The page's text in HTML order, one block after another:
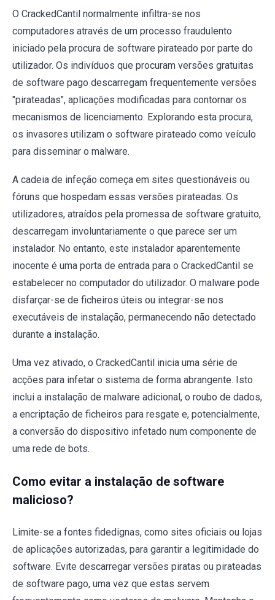
O CrackedCantil normalmente infiltra-se nos
computadores através de um processo fraudulento
iniciado pela procura de software pirateado por parte do
utilizador. Os indivíduos que procuram versões gratuitas
de software pago descarregam frequentemente versões
"pirateadas", aplicações modificadas para contornar os
mecanismos de licenciamento. Explorando esta procura,
os invasores utilizam o software pirateado como veículo
para disseminar o malware.
A cadeia de infeção começa em sites questionáveis ou
fóruns que hospedam essas versões pirateadas. Os
utilizadores, atraídos pela promessa de software gratuito,
descarregam involuntariamente o que parece ser um
instalador. No entanto, este instalador aparentemente
inocente é uma porta de entrada para o CrackedCantil se
estabelecer no computador do utilizador. O malware pode
disfarçar-se de ficheiros úteis ou integrar-se nos
executáveis de instalação, permanecendo não detectado
durante a instalação.
Uma vez ativado, o CrackedCantil inicia uma série de
acções para infetar o sistema de forma abrangente. Isto
inclui a instalação de malware adicional, o roubo de dados,
a encriptação de ficheiros para resgate e, potencialmente,
a conversão do dispositivo infetado num componente de
uma rede de bots.
Como evitar a instalação de software
malicioso?
Limite-se a fontes fidedignas, como sites oficiais ou lojas
de aplicações autorizadas, para garantir a legitimidade do
software. Evite descarregar versões piratas ou pirateadas
de software pago, uma vez que estas servem